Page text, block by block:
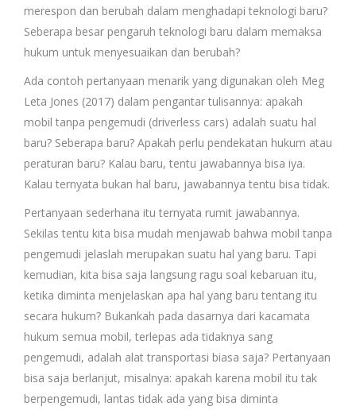
merespon dan berubah dalam menghadapi teknologi baru?
Seberapa besar pengaruh teknologi baru dalam memaksa
hukum untuk menyesuaikan dan berubah?
Ada contoh pertanyaan menarik yang digunakan oleh Meg
Leta Jones (2017) dalam pengantar tulisannya: apakah
mobil tanpa pengemudi (driverless cars) adalah suatu hal
baru? Seberapa baru? Apakah perlu pendekatan hukum atau
peraturan baru? Kalau baru, tentu jawabannya bisa iya.
Kalau ternyata bukan hal baru, jawabannya tentu bisa tidak.
Pertanyaan sederhana itu ternyata rumit jawabannya.
Sekilas tentu kita bisa mudah menjawab bahwa mobil tanpa
pengemudi jelaslah merupakan suatu hal yang baru. Tapi
kemudian, kita bisa saja langsung ragu soal kebaruan itu,
ketika diminta menjelaskan apa hal yang baru tentang itu
secara hukum? Bukankah pada dasarnya dari kacamata
hukum semua mobil, terlepas ada tidaknya sang
pengemudi, adalah alat transportasi biasa saja? Pertanyaan
bisa saja berlanjut, misalnya: apakah karena mobil itu tak
berpengemudi, lantas tidak ada yang bisa diminta